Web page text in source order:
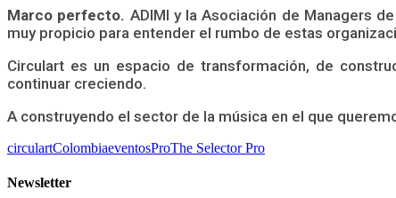
Marco perfecto. ADIMI y la Asociación de Managers
muy propicio para entender el rumbo de estas
Circulart es un espacio de transformación, de
continuar creciendo.
A construyendo el sector de la música en el que
circulartColombiaeventosProThe Selector Pro
Newsletter